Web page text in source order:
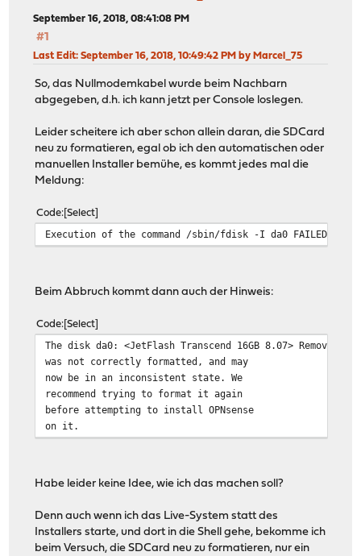
September 16, 2018, 08:41:08 PM
#1
Last Edit: September 16, 2018, 10:49:42 PM by Marcel_75
So, das Nullmodemkabel wurde beim Nachbarn
abgegeben, d.h. ich kann jetzt per Console loslegen.
Leider scheitere ich aber schon allein daran, die SDCard
neu zu formatieren, egal ob ich den automatischen oder
manuellen Installer bemühe, es kommt jedes mal die
Meldung:
Code Select
Execution of the command /sbin/fdisk -I da0 FAILED
Beim Abbruch kommt dann auch der Hinweis:
Code Select
The disk da0: <JetFlash Transcend 16GB 8.07>
was not correctly formatted, and may
now be in an inconsistent state. We
recommend trying to format it again
before attempting to install OPNsense
on it.
Habe leider keine Idee, wie ich das machen soll?
Denn auch wenn ich das Live-System statt des
Installers starte, und dort in die Shell gehe, bekomme ich
beim Versuch, die SDCard neu zu formatieren, nur ein